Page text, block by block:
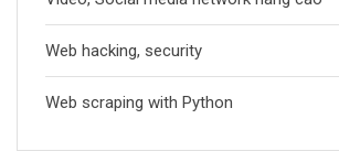
Web hacking, security
Web scraping with Python